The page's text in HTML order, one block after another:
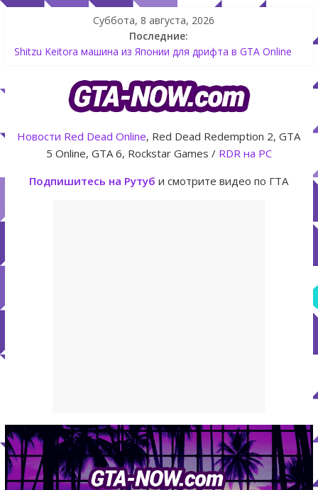
Суббота, 8 августа, 2026
Последние:
Shitzu Keitora машина из Японии для дрифта в GTA Online
GTA Online уже 14 июля
GTA Online: Rockstar запускает программу Fine Art Collector
с наградами
Летнее обновление для GTA 5 Online The Kortz Center Heist
Как создать аккаунт Rockstar Games Social Club инструкция
Новости Red Dead Online, Red Dead Redemption 2, GTA
5 Online, GTA 6, Rockstar Games / RDR на PC
Подпишитесь на Рутуб и смотрите видео по ГТА